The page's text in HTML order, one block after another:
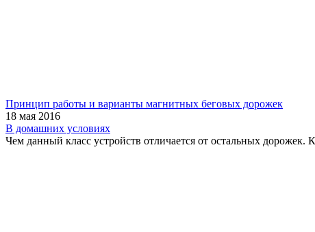
Принцип работы и варианты магнитных беговых дорожек
18 мая 2016
В домашних условиях
Чем данный класс устройств отличается от остальных